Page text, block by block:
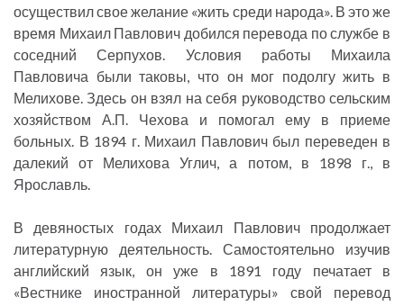
осуществил свое желание «жить среди народа». В это же
время Михаил Павлович добился перевода по службе в
соседний Серпухов. Условия работы Михаила
Павловича были таковы, что он мог подолгу жить в
Мелихове. Здесь он взял на себя руководство сельским
хозяйством А.П. Чехова и помогал ему в приеме
больных. В 1894 г. Михаил Павлович был переведен в
далекий от Мелихова Углич, а потом, в 1898 г., в
Ярославль.
В девяностых годах Михаил Павлович продолжает
литературную деятельность. Самостоятельно изучив
английский язык, он уже в 1891 году печатает в
«Вестнике иностранной литературы» свой перевод